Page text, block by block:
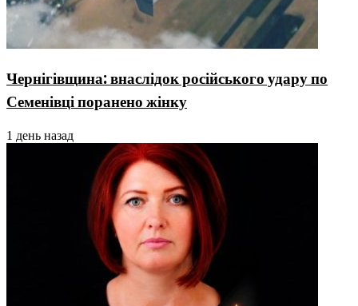
Чернігівщина: внаслідок російського удару по
Семенівці поранено жінку
1 день назад